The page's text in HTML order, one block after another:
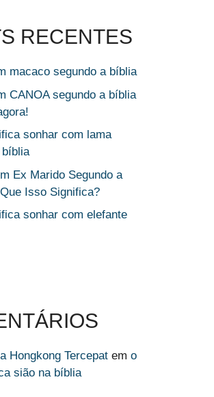
RECENTES
macaco segundo a bíblia
CANOA segundo a bíblia
sonhar com lama
bíblia
Ex Marido Segundo a
Isso Significa?
sonhar com elefante
Hongkong Tercepat em o
sião na bíblia